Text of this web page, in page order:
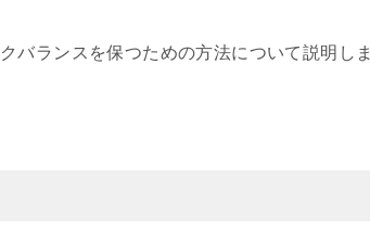
バランスを保つための方法について説明しま